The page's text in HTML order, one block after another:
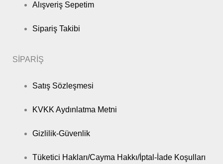
Alışveriş Sepetim
Sipariş Takibi
SİPARİŞ
Satış Sözleşmesi
KVKK Aydınlatma Metni
Gizlilik-Güvenlik
Tüketici Hakları/Cayma Hakkı/İptal-İade Koşulları